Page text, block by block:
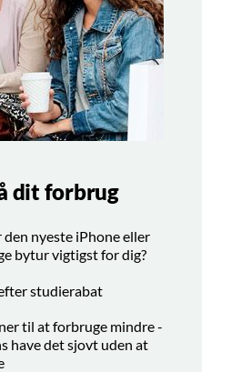
dit forbrug
nyeste iPhone eller
bytur vigtigst for dig?
studierabat
til at forbruge mindre -
have det sjovt uden at